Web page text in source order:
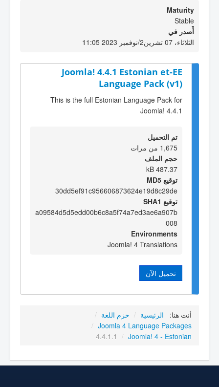
Maturity
Stable
أٌصدر في
الثلاثاء، 07 تشرين2/نوفمبر 2023 11:05
Joomla! 4.4.1 Estonian et-EE
Language Pack (v1)
This is the full Estonian Language Pack for
Joomla! 4.4.1
تم التحميل
1,675 من مرات
حجم الملف
487.37 kB
توقيع MD5
30dd5ef91c956606873624e19d8c29de
توقيع SHA1
a09584d5d5edd00b6c8a5f74a7ed3ae6a907b
008
Environments
Joomla! 4 Translations
تحميل الآن
أنت هنا: الرئيسية / حزم اللغة /
Joomla 4 Language Packages
/
Joomla! 4 - Estonian
/
4.4.1.1